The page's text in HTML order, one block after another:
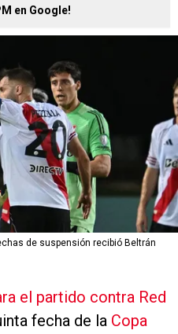
en Google!
de suspensión recibió Beltrán
el partido contra Red
fecha de la Copa